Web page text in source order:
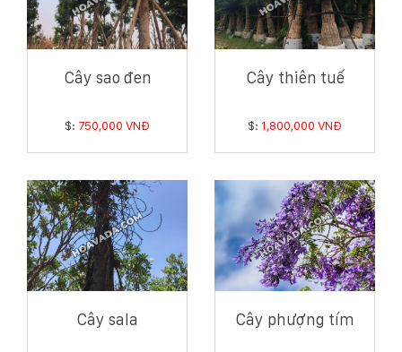
Cây sao đen
$: 750,000 VNĐ
Cây thiên tuế
$: 1,800,000 VNĐ
Cây sala Cây phượng tím